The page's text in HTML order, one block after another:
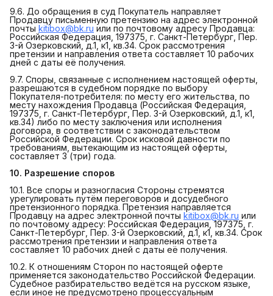
9.6. До обращения в суд Покупатель направляет
Продавцу письменную претензию на адрес электронной
почты kitibox@bk.ru или по почтовому адресу Продавца:
Российская Федерация, 197375, г. Санкт-Петербург, Пер.
3-й Озерковский, д.1, к1, кв.34. Срок рассмотрения
претензии и направления ответа составляет 10 рабочих
дней с даты её получения.
9.7. Споры, связанные с исполнением настоящей оферты,
разрешаются в судебном порядке по выбору
Покупателя-потребителя: по месту его жительства, по
месту нахождения Продавца (Российская Федерация,
197375, г. Санкт-Петербург, Пер. 3-й Озерковский, д.1, к1,
кв.34) либо по месту заключения или исполнения
договора, в соответствии с законодательством
Российской Федерации. Срок исковой давности по
требованиям, вытекающим из настоящей оферты,
составляет 3 (три) года.
10. Разрешение споров
10.1. Все споры и разногласия Стороны стремятся
урегулировать путём переговоров и досудебного
претензионного порядка. Претензия направляется
Продавцу на адрес электронной почты kitibox@bk.ru или
по почтовому адресу: Российская Федерация, 197375, г.
Санкт-Петербург, Пер. 3-й Озерковский, д.1, к1, кв.34. Срок
рассмотрения претензии и направления ответа
составляет 10 рабочих дней с даты её получения.
10.2. К отношениям Сторон по настоящей оферте
применяется законодательство Российской Федерации.
Судебное разбирательство ведётся на русском языке,
если иное не предусмотрено процессуальным